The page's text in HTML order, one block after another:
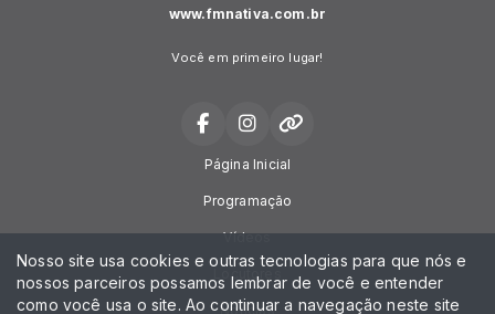
www.fmnativa.com.br
Você em primeiro lugar!
Página Inicial
Programação
Vídeos
Locutores
Notícias
Nosso site usa cookies e outras tecnologias para que nós e
nossos parceiros possamos lembrar de você e entender
como você usa o site. Ao continuar a navegação neste site